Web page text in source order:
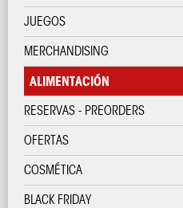
JUEGOS
MERCHANDISING
ALIMENTACIÓN
RESERVAS - PREORDERS
OFERTAS
COSMÉTICA
BLACK FRIDAY